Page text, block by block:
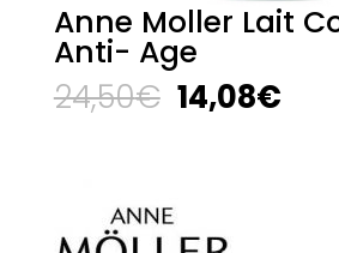
Anne Moller Lait
Anti- Age
24,50€ El
precio
14,08€El